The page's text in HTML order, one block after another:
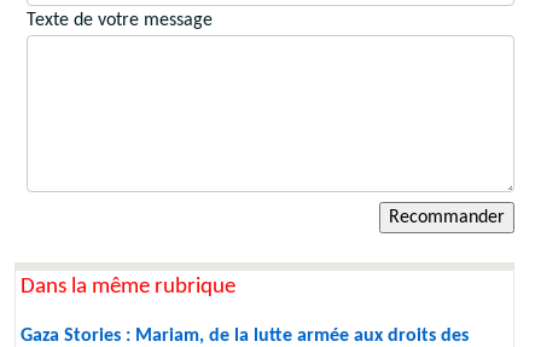
Texte de votre message
Dans la même rubrique
Gaza Stories : Mariam, de la lutte armée aux droits des